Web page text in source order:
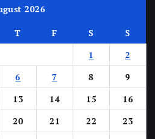
2026
T F S
S
1
2
6 7 8
9
13 14 15
16
20 21 22
23